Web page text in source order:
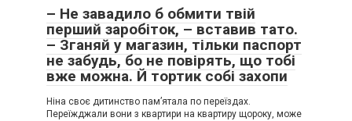
– Не завадило б обмити твій
перший заробіток, – вставив тато.
– Зганяй у магазин, тільки паспорт
не забудь, бо не повірять, що тобі
вже можна. Й тортик собі захопи
Ніна своє дитинство пам’ятала по переїздах.
Переїжджали вони з квартири на квартиру щороку, може